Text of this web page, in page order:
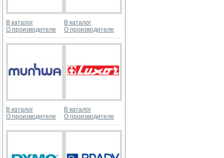
В каталог
О производителе
В каталог
О производителе
В каталог
О производителе
В каталог
О производителе